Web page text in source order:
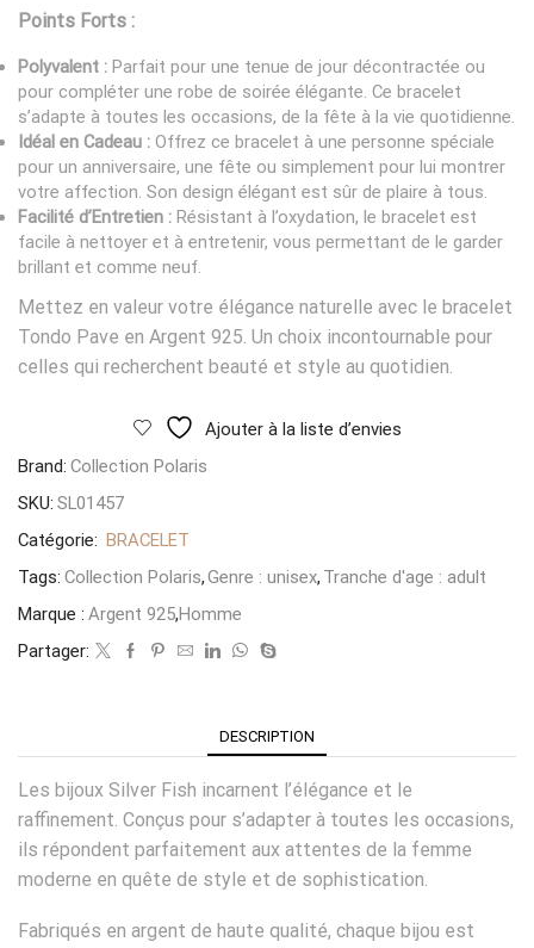
Points Forts :
Polyvalent : Parfait pour une tenue de jour décontractée ou
pour compléter une robe de soirée élégante. Ce bracelet
s’adapte à toutes les occasions, de la fête à la vie quotidienne.
Idéal en Cadeau : Offrez ce bracelet à une personne spéciale
pour un anniversaire, une fête ou simplement pour lui montrer
votre affection. Son design élégant est sûr de plaire à tous.
Facilité d’Entretien : Résistant à l’oxydation, le bracelet est
facile à nettoyer et à entretenir, vous permettant de le garder
brillant et comme neuf.
Mettez en valeur votre élégance naturelle avec le bracelet
Tondo Pave en Argent 925. Un choix incontournable pour
celles qui recherchent beauté et style au quotidien.
Ajouter à la liste d’envies
Brand: Collection Polaris
SKU: SL01457
Catégorie: BRACELET
Tags: Collection Polaris,Genre : unisex, Tranche d'age : adult
Marque : Argent 925,Homme
Partager:
DESCRIPTION
Les bijoux Silver Fish incarnent l’élégance et le
raffinement. Conçus pour s’adapter à toutes les occasions,
ils répondent parfaitement aux attentes de la femme
moderne en quête de style et de sophistication.
Fabriqués en argent de haute qualité, chaque bijou est